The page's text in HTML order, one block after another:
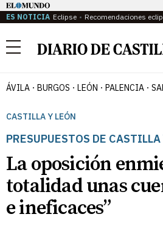
ES NOTICIA Eclipse Recomendaciones
Menú
ÁVILA BURGOS LEÓN PALENCIA
CASTILLA Y LEÓN
PRESUPUESTOS DE
La oposición
totalidad unas
e ineficaces”